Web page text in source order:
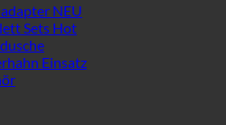
Sets
Einsatz